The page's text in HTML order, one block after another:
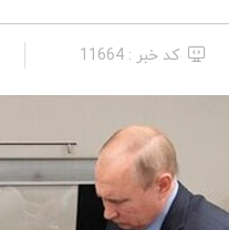
کد خبر : 11664